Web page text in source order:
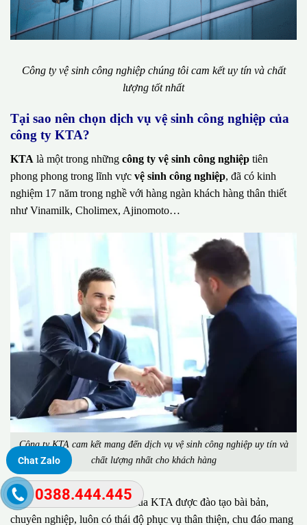
Công ty vệ sinh công nghiệp chúng tôi cam kết uy tín và chất
lượng tốt nhất
Tại sao nên chọn dịch vụ vệ sinh công nghiệp của
công ty KTA?
KTA là một trong những công ty vệ sinh công nghiệp tiên
phong phong trong lĩnh vực vệ sinh công nghiệp, đã có kinh
nghiệm 17 năm trong nghề với hàng ngàn khách hàng thân thiết
như Vinamilk, Cholimex, Ajinomoto…
Công ty KTA cam kết mang đến dịch vụ vệ sinh công nghiệp uy tín và
chất lượng nhất cho khách hàng
Đặc biệt, đội ngũ nhân viên của KTA được đào tạo bài bản,
chuyên nghiệp, luôn có thái độ phục vụ thân thiện, chu đáo mang
Chat Zalo
0388.444.445